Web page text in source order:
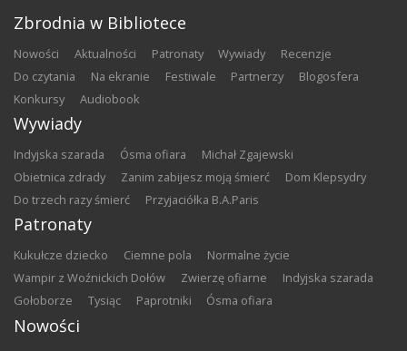
Zbrodnia w Bibliotece
nowości aktualności patronaty wywiady
recenzje
do czytania
na ekranie festiwale partnerzy
blogosfera
konkursy
audiobook
Wywiady
Indyjska szarada Ósma ofiara
Michał Zgajewski
Obietnica zdrady
Zanim zabijesz moją śmierć
Dom Klepsydry
Do trzech razy śmierć
Przyjaciółka B.A.Paris
Patronaty
Kukułcze dziecko Ciemne pola
Normalne życie
Wampir z Woźnickich Dołów
Zwierzę ofiarne
Indyjska szarada
Gołoborze
Tysiąc Paprotniki Ósma ofiara
Nowości